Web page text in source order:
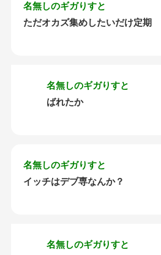
名無しのギガりすと
ただオカズ集めしたいだけ定期
名無しのギガりすと
ばれたか
名無しのギガりすと
イッチはデブ専なんか？
名無しのギガりすと